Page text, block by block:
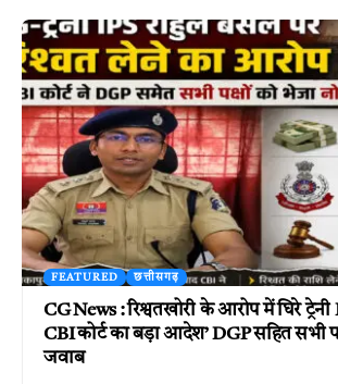
FEATURED छत्तीसगढ़
CG News : रिश्वतखोरी के आरोप में घिरे
CBI कोर्ट का बड़ा आदेश’ DGP सहित सभी
जवाब